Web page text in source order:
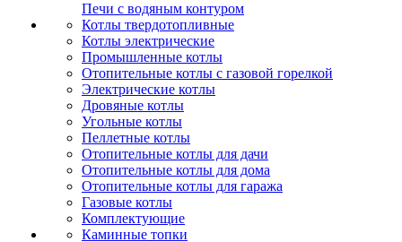
Печи с водяным контуром
Котлы твердотопливные
Котлы электрические
Промышленные котлы
Отопительные котлы с газовой горелкой
Электрические котлы
Дровяные котлы
Угольные котлы
Пеллетные котлы
Отопительные котлы для дачи
Отопительные котлы для дома
Отопительные котлы для гаража
Газовые котлы
Комплектующие
Каминные топки